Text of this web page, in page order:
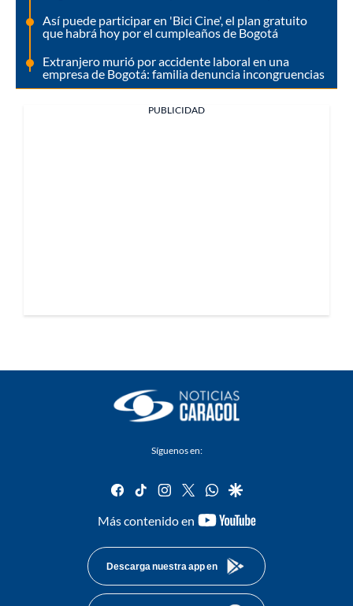
Así puede participar en 'Bici Cine', el plan gratuito
que habrá hoy por el cumpleaños de Bogotá
Extranjero murió por accidente laboral en una
empresa de Bogotá: familia denuncia incongruencias
PUBLICIDAD
Síguenos en:
facebook
tiktok instagram
twitterwhatsapp
google
Más contenido en
youtube-
Descarga nuestra app en